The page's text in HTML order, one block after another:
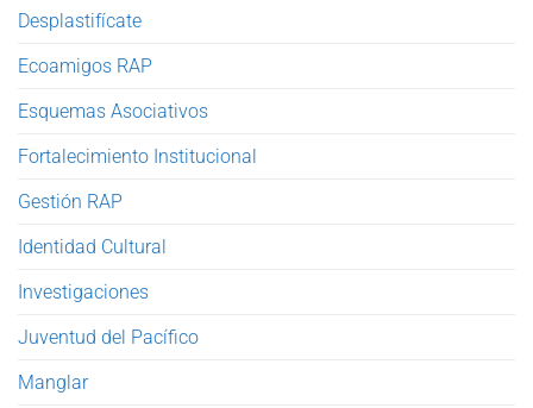
Desplastifícate
Ecoamigos RAP
Esquemas Asociativos
Fortalecimiento Institucional
Gestión RAP
Identidad Cultural
Investigaciones
Juventud del Pacífico
Manglar